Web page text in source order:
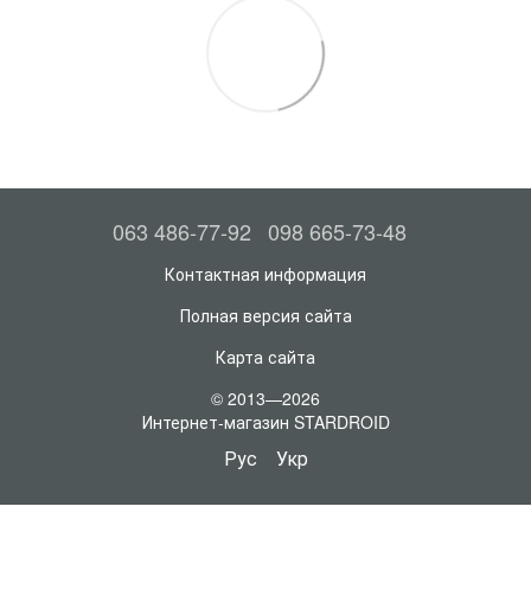
063 486-77-92 098 665-73-48
Контактная информация
Полная версия сайта
Карта сайта
© 2013—2026
Интернет-магазин STARDROID
Рус Укр